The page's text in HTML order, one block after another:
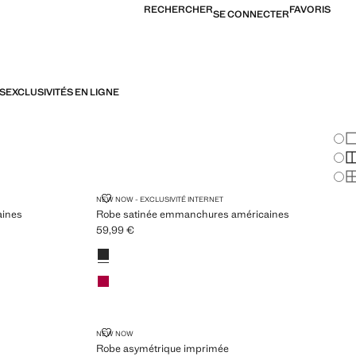
RECHERCHERSE CONNECTERFAVORIS
EXCLUSIVITÉS EN LIGNE
NEW NOW - EXCLUSIVITÉ INTERNET
Robe satinée emmanchures américaines
ROBE SATINÉE EMMANCHURES AMÉRICAINES
Prix actuel [59,99 € ]
59,99 €
Couleurs
Noir
Fuchsia
NEW NOW
Robe asymétrique imprimée
ROBE ASYMÉTRIQUE IMPRIMÉE